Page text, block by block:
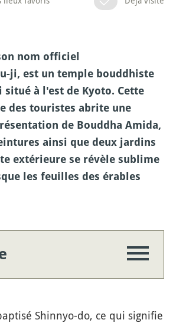
nom officiel
ji, est un temple bouddhiste
situé à l'est de Kyoto. Cette
des touristes abrite une
de Bouddha Amida,
ainsi que deux jardins
extérieure se révèle sublime
les feuilles des érables
Shinnyo-do, ce qui signifie